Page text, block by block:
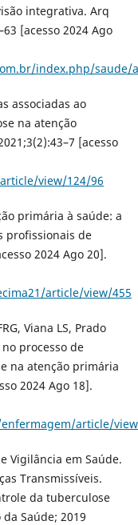
integrativa. Arq
[acesso 2024 Ago
index.php/saude/
associadas ao
na atenção
[acesso
view/124/96
primária à saúde: a
profissionais de
2024 Ago 20].
article/view/455
Viana LS, Prado
no processo de
na atenção primária
2024 Ago 18].
article/
Vigilância em Saúde.
Transmissíveis.
da tuberculose
Saúde; 2019